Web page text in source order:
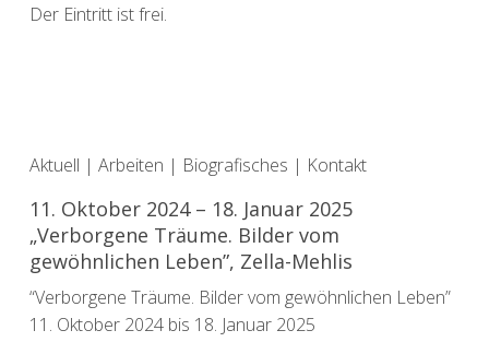
Der Eintritt ist frei.
Aktuell | Arbeiten | Biografisches | Kontakt
11. Oktober 2024 – 18. Januar 2025
„Verborgene Träume. Bilder vom
gewöhnlichen Leben”, Zella-Mehlis
“Verborgene Träume. Bilder vom gewöhnlichen Leben”
11. Oktober 2024 bis 18. Januar 2025